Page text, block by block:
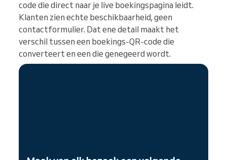
code die direct naar je live boekingspagina leidt.
Klanten zien echte beschikbaarheid, geen
contactformulier. Dat ene detail maakt het
verschil tussen een boekings-QR-code die
converteert en een die genegeerd wordt.